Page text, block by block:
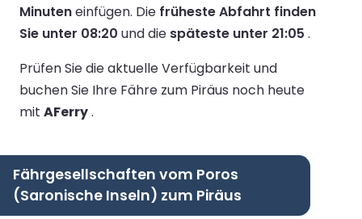
Minuteneinfügen. Die früheste Abfahrt finden
Sie unter 08:20 und die späteste unter 21:05 .
Prüfen Sie die aktuelle Verfügbarkeit und
buchen Sie Ihre Fähre zum Piräus noch heute
mit AFerry.
Fährgesellschaften vom Poros
(Saronische Inseln) zum Piräus